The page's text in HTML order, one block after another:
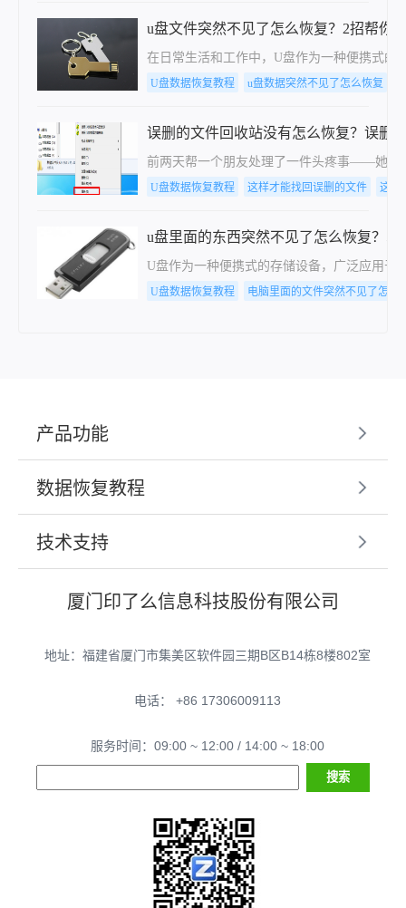
u盘文件突然不见了怎么恢复？2招帮你
在日常生活和工作中，U盘作为一种便携式的
U盘数据恢复教程 u盘数据突然不见了怎么恢复
误删的文件回收站没有怎么恢复？误删
前两天帮一个朋友处理了一件头疼事——她整
U盘数据恢复教程 这样才能找回误删的文件 这样
u盘里面的东西突然不见了怎么恢复？
U盘作为一种便携式的存储设备，广泛应用于
U盘数据恢复教程 电脑里面的文件突然不见了怎么
产品功能
数据恢复教程
技术支持
厦门印了么信息科技股份有限公司
地址：福建省厦门市集美区软件园三期B区B14栋8楼802室
电话： +86 17306009113
服务时间：09:00 ~ 12:00 / 14:00 ~ 18:00